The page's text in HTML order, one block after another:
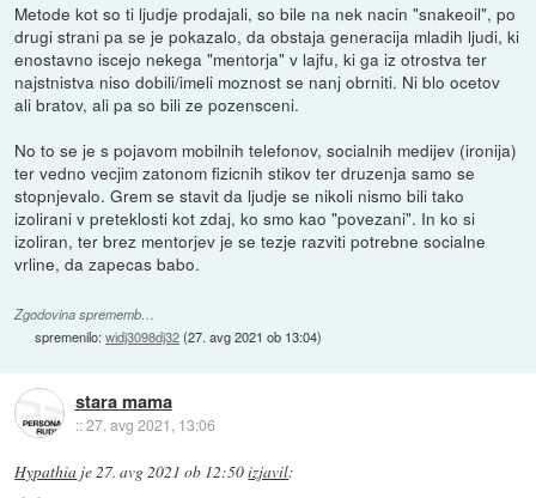
Metode kot so ti ljudje prodajali, so bile na nek nacin "snakeoil", po
drugi strani pa se je pokazalo, da obstaja generacija mladih ljudi, ki
enostavno iscejo nekega "mentorja" v lajfu, ki ga iz otrostva ter
najstnistva niso dobili/imeli moznost se nanj obrniti. Ni blo ocetov
ali bratov, ali pa so bili ze pozensceni.
No to se je s pojavom mobilnih telefonov, socialnih medijev (ironija)
ter vedno vecjim zatonom fizicnih stikov ter druzenja samo se
stopnjevalo. Grem se stavit da ljudje se nikoli nismo bili tako
izolirani v preteklosti kot zdaj, ko smo kao "povezani". In ko si
izoliran, ter brez mentorjev je se tezje razviti potrebne socialne
vrline, da zapecas babo.
Zgodovina sprememb…
spremenilo:widj3098dj32(27. avg 2021 ob 13:04)
stara mama
::27. avg 2021, 13:06
Hypathia je27. avg 2021 ob 12:50izjavil: